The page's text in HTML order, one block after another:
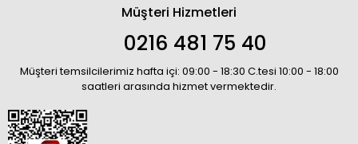
Müşteri Hizmetleri
0216 481 75 40
Müşteri temsilcilerimiz hafta içi: 09:00 - 18:30 C.tesi 10:00 - 18:00
saatleri arasında hizmet vermektedir.